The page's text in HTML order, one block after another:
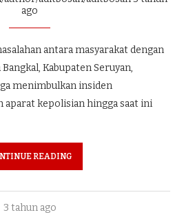
ago
antara masyarakat dengan
Kabupaten Seruyan,
menimbulkan insiden
aparat kepolisian hingga saat ini
READING
3 tahun ago